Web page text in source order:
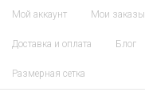
Мой аккаунт Мои заказы
Доставка и оплата Блог
Размерная сетка